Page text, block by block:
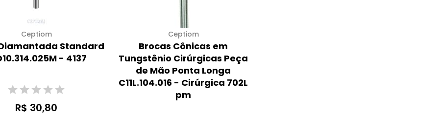
Ceptiom
Standard
- 4137
R$ 30,80
Ceptiom
Brocas Cônicas em
Tungstênio Cirúrgicas Peça
de Mão Ponta Longa
C11L.104.016 - Cirúrgica 702L
pm